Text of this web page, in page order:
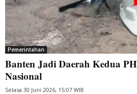
Pemerintahan
Banten Jadi Daerah Kedua
Nasional
Selasa 30 Juni 2026, 15:07 WIB